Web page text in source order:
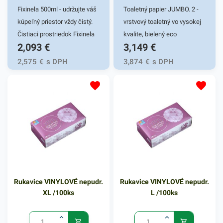
Fixinela 500ml - udržujte váš
kúpeľný priestor vždy čistý.
Čistiaci prostriedok Fixinela
môžete využiť na účinné a
rýchle čistenie umývadiel,
vaní, obkladačiek, toaliet a
iných kúpeľnových zariadení.
baktériám, so silnou hrdzou
či vodnému kameňu.
Odstraňuje taktiež iné druhy
usadenín. Fixinela
pôsobí i preventívne proti
tvorbe plesní. Prostriedok
detí. Po manipulácii si
2,093 €
2,575 € s DPH
Toaletný papier JUMBO. 2 -
vrstvový toaletný vo vysokej
kvalite, bielený eco
spôsobom. Toaletný papier
je neparfumovaný a balený v
praktických baleniach.
Dĺžka návinu je 260m.
3,149 €
3,874 € s DPH
Rukavice VINYLOVÉ nepudr.
XL /100ks
Rukavice VINYLOVÉ nepudr.
L /100ks